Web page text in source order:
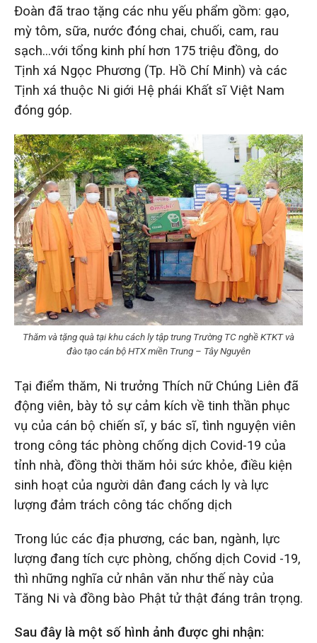
Đoàn đã trao tặng các nhu yếu phẩm gồm: gạo,
mỳ tôm, sữa, nước đóng chai, chuối, cam, rau
sạch…với tổng kinh phí hơn 175 triệu đồng, do
Tịnh xá Ngọc Phương (Tp. Hồ Chí Minh) và các
Tịnh xá thuộc Ni giới Hệ phái Khất sĩ Việt Nam
đóng góp.
Thăm và tặng quà tại khu cách ly tập trung Trường TC nghề KTKT và
đào tạo cán bộ HTX miền Trung – Tây Nguyên
Tại điểm thăm, Ni trưởng Thích nữ Chúng Liên đã
động viên, bày tỏ sự cảm kích về tinh thần phục
vụ của cán bộ chiến sĩ, y bác sĩ, tình nguyện viên
trong công tác phòng chống dịch Covid-19 của
tỉnh nhà, đồng thời thăm hỏi sức khỏe, điều kiện
sinh hoạt của người dân đang cách ly và lực
lượng đảm trách công tác chống dịch
Trong lúc các địa phương, các ban, ngành, lực
lượng đang tích cực phòng, chống dịch Covid -19,
thì những nghĩa cử nhân văn như thế này của
Tăng Ni và đồng bào Phật tử thật đáng trân trọng.
Sau đây là một số hình ảnh được ghi nhận: